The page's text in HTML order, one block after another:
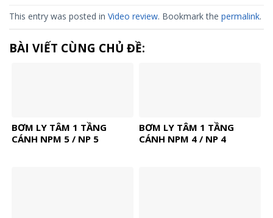
This entry was posted in Video review. Bookmark the permalink.
BÀI VIẾT CÙNG CHỦ ĐỀ:
BƠM LY TÂM 1 TẦNG
CÁNH NPM 5 / NP 5
BƠM LY TÂM 1 TẦNG
CÁNH NPM 4 / NP 4